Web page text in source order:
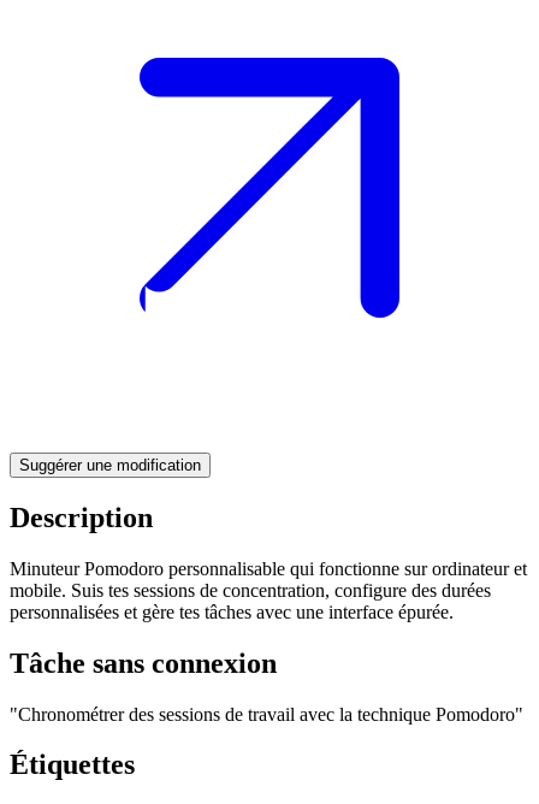
Suggérer une modification
Description
Minuteur Pomodoro personnalisable qui fonctionne sur ordinateur et
mobile. Suis tes sessions de concentration, configure des durées
personnalisées et gère tes tâches avec une interface épurée.
Tâche sans connexion
"Chronométrer des sessions de travail avec la technique Pomodoro"
Étiquettes